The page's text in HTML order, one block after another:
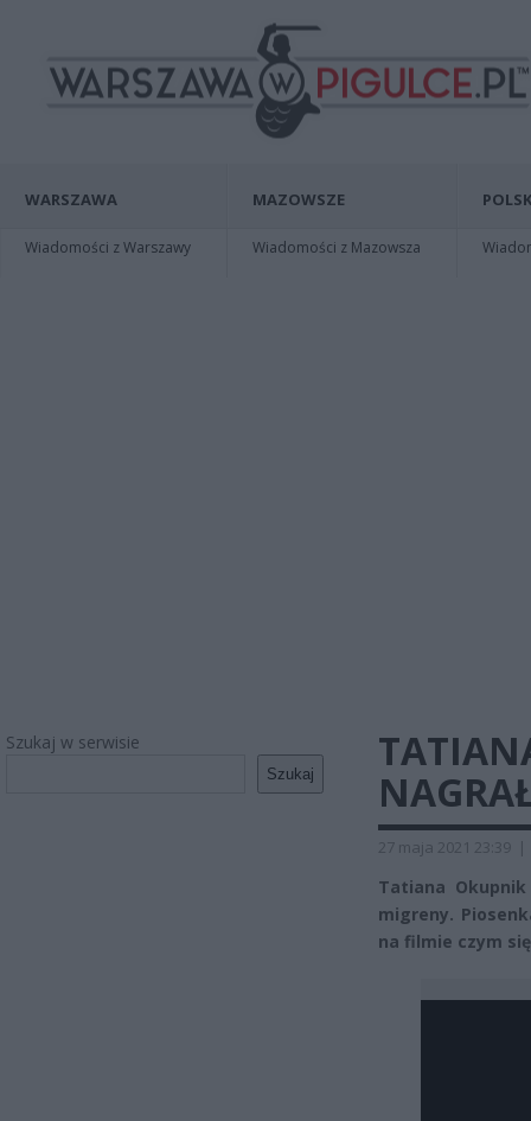
WARSZAWA
Wiadomości z Warszawy
MAZOWSZE
Wiadomości z Mazowsza
Szukaj w serwisie
Szukaj
27 maja 2021 23:39 |
Tatiana
migreny.
na filmie czym